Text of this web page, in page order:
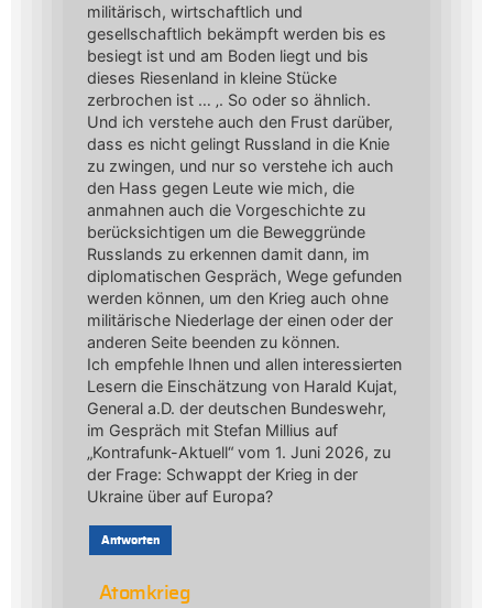
militärisch, wirtschaftlich und
gesellschaftlich bekämpft werden bis es
besiegt ist und am Boden liegt und bis
dieses Riesenland in kleine Stücke
zerbrochen ist … ‚. So oder so ähnlich.
Und ich verstehe auch den Frust darüber,
dass es nicht gelingt Russland in die Knie
zu zwingen, und nur so verstehe ich auch
den Hass gegen Leute wie mich, die
anmahnen auch die Vorgeschichte zu
berücksichtigen um die Beweggründe
Russlands zu erkennen damit dann, im
diplomatischen Gespräch, Wege gefunden
werden können, um den Krieg auch ohne
militärische Niederlage der einen oder der
anderen Seite beenden zu können.
Ich empfehle Ihnen und allen interessierten
Lesern die Einschätzung von Harald Kujat,
General a.D. der deutschen Bundeswehr,
im Gespräch mit Stefan Millius auf
„Kontrafunk-Aktuell“ vom 1. Juni 2026, zu
der Frage: Schwappt der Krieg in der
Ukraine über auf Europa?
Antworten
Atomkrieg